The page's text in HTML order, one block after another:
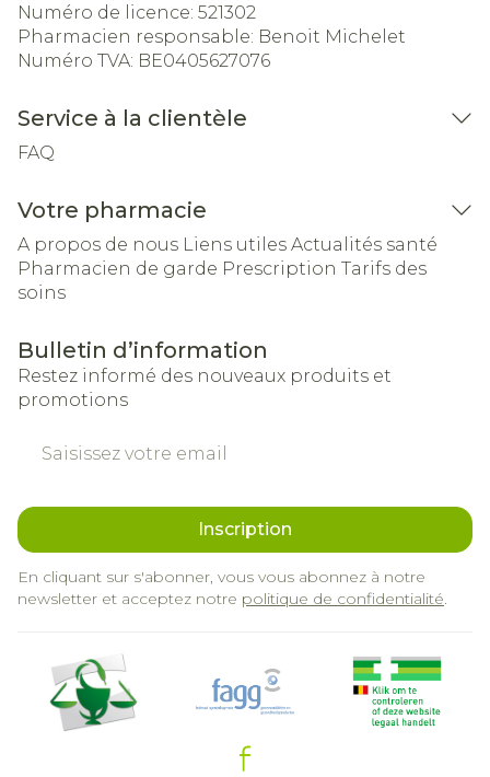
Numéro de licence: 521302
Pharmacien responsable: Benoit Michelet
Numéro TVA: BE0405627076
Service à la clientèle
FAQ
Votre pharmacie
A propos de nous Liens utiles Actualités santé
Pharmacien de garde Prescription Tarifs des
soins
Bulletin d’information
Restez informé des nouveaux produits et
promotions
Inscription
En cliquant sur s'abonner, vous vous abonnez à notre
newsletter et acceptez notre politique de confidentialité.